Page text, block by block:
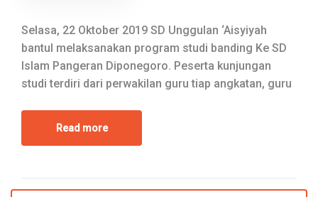
Selasa, 22 Oktober 2019 SD Unggulan ‘Aisyiyah
bantul melaksanakan program studi banding Ke SD
Islam Pangeran Diponegoro. Peserta kunjungan
studi terdiri dari perwakilan guru tiap angkatan, guru
Read more